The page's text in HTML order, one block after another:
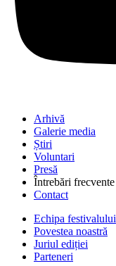
Arhivă
Galerie media
Știri
Voluntari
Presă
Întrebări frecvente
Contact
Echipa festivalului
Povestea noastră
Juriul ediției
Parteneri